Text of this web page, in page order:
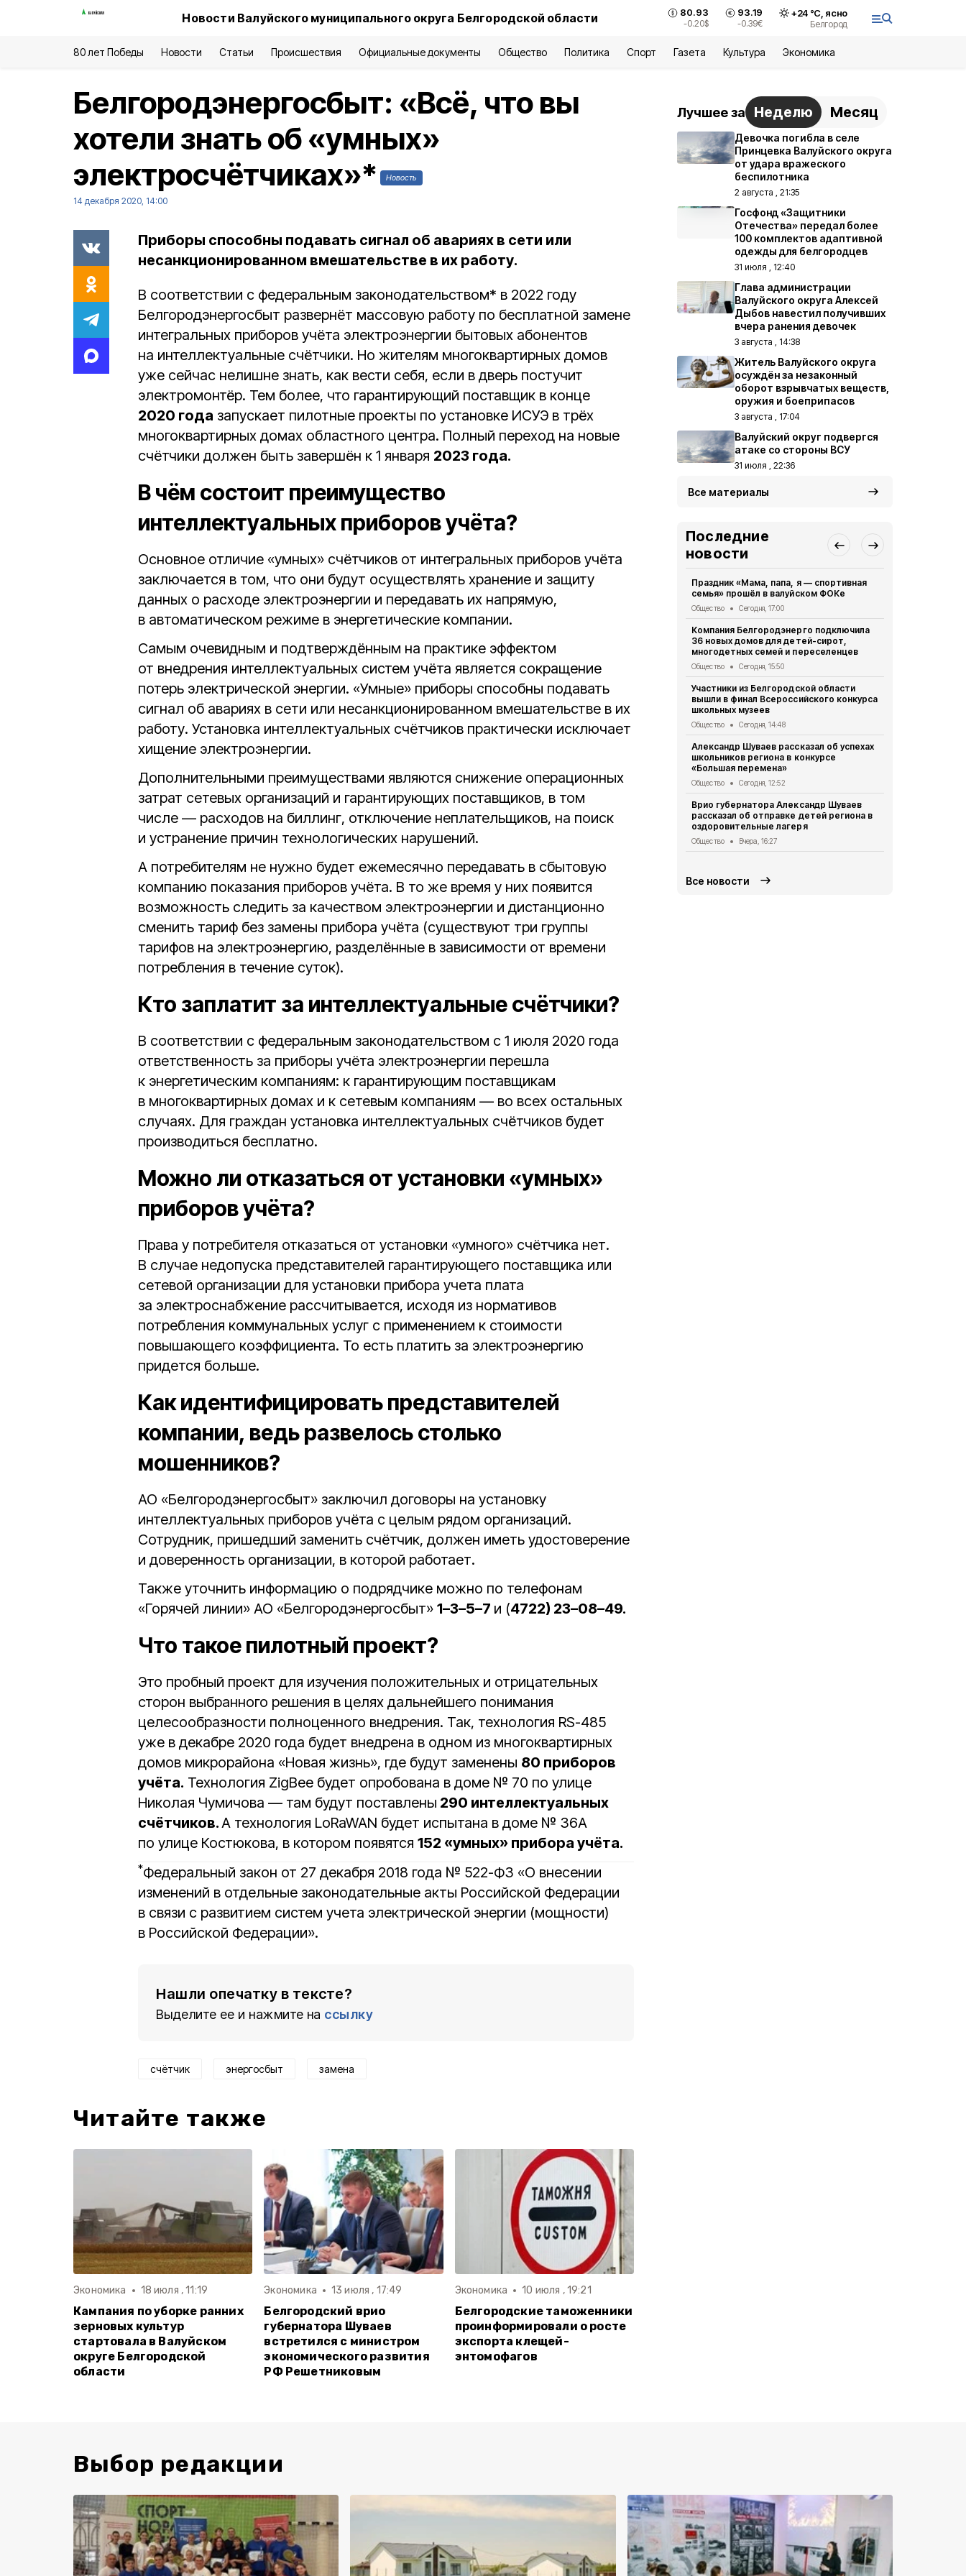
Новости Валуйского муниципального округа Белгородской области 80.93
-0.20$
93.19
-0.39€
+24°С, ясно
Белгород
80 лет Победы Новости Статьи Происшествия Официальные документы Общество Политика Спорт Газета Культура Экономика
Белгородэнергосбыт: «Всё, что вы
хотели знать об «умных»
электросчётчиках»*
Новость
14 декабря 2020, 14:00
Приборы способны подавать сигнал об авариях в сети или
несанкционированном вмешательстве в их работу.
В соответствии с федеральным законодательством* в 2022 году
Белгородэнергосбыт развернёт массовую работу по бесплатной замене
интегральных приборов учёта электроэнергии бытовых абонентов
на интеллектуальные счётчики. Но жителям многоквартирных домов
уже сейчас нелишне знать, как вести себя, если в дверь постучит
электромонтёр. Тем более, что гарантирующий поставщик в конце
2020 года запускает пилотные проекты по установке ИСУЭ в трёх
многоквартирных домах областного центра. Полный переход на новые
счётчики должен быть завершён к 1 января 2023 года.
В чём состоит преимущество
интеллектуальных приборов учёта?
Основное отличие «умных» счётчиков от интегральных приборов учёта
заключается в том, что они будут осуществлять хранение и защиту
данных о расходе электроэнергии и передавать их напрямую,
в автоматическом режиме в энергетические компании.
Самым очевидным и подтверждённым на практике эффектом
от внедрения интеллектуальных систем учёта является сокращение
потерь электрической энергии. «Умные» приборы способны подавать
сигнал об авариях в сети или несанкционированном вмешательстве в их
работу. Установка интеллектуальных счётчиков практически исключает
хищение электроэнергии.
Дополнительными преимуществами являются снижение операционных
затрат сетевых организаций и гарантирующих поставщиков, в том
числе — расходов на биллинг, отключение неплательщиков, на поиск
и устранение причин технологических нарушений.
А потребителям не нужно будет ежемесячно передавать в сбытовую
компанию показания приборов учёта. В то же время у них появится
возможность следить за качеством электроэнергии и дистанционно
сменить тариф без замены прибора учёта (существуют три группы
тарифов на электроэнергию, разделённые в зависимости от времени
потребления в течение суток).
Кто заплатит за интеллектуальные счётчики?
В соответствии с федеральным законодательством с 1 июля 2020 года
ответственность за приборы учёта электроэнергии перешла
к энергетическим компаниям: к гарантирующим поставщикам
в многоквартирных домах и к сетевым компаниям — во всех остальных
случаях. Для граждан установка интеллектуальных счётчиков будет
производиться бесплатно.
Можно ли отказаться от установки «умных»
приборов учёта?
Права у потребителя отказаться от установки «умного» счётчика нет.
В случае недопуска представителей гарантирующего поставщика или
сетевой организации для установки прибора учета плата
за электроснабжение рассчитывается, исходя из нормативов
потребления коммунальных услуг с применением к стоимости
повышающего коэффициента. То есть платить за электроэнергию
придется больше.
Как идентифицировать представителей
компании, ведь развелось столько
мошенников?
АО «Белгородэнергосбыт» заключил договоры на установку
интеллектуальных приборов учёта с целым рядом организаций.
Сотрудник, пришедший заменить счётчик, должен иметь удостоверение
и доверенность организации, в которой работает.
Также уточнить информацию о подрядчике можно по телефонам
«Горячей линии» АО «Белгородэнергосбыт» 1–3–5–7 и (4722) 23–08–49.
Что такое пилотный проект?
Это пробный проект для изучения положительных и отрицательных
сторон выбранного решения в целях дальнейшего понимания
целесообразности полноценного внедрения. Так, технология RS-485
уже в декабре 2020 года будет внедрена в одном из многоквартирных
домов микрорайона «Новая жизнь», где будут заменены 80 приборов
учёта. Технология ZigBee будет опробована в доме № 70 по улице
Николая Чумичова — там будут поставлены 290 интеллектуальных
счётчиков.А технология LoRaWAN будет испытана в доме № 36А
по улице Костюкова, в котором появятся 152 «умных» прибора учёта.
*Федеральный закон от 27 декабря 2018 года № 522-ФЗ «О внесении
изменений в отдельные законодательные акты Российской Федерации
в связи с развитием систем учета электрической энергии (мощности)
в Российской Федерации».
Нашли опечатку в тексте?
Выделите ее и нажмите на ссылку
счётчик энергосбыт замена
Читайте также
Экономика 18 июля , 11:19
Кампания по уборке ранних
зерновых культур
стартовала в Валуйском
округе Белгородской
области
Экономика 13 июля , 17:49
Белгородский врио
губернатора Шуваев
встретился с министром
экономического развития
РФ Решетниковым
Экономика 10 июля , 19:21
Белгородские таможенники
проинформировали о росте
экспорта клещей-
энтомофагов
Лучшее за Неделю Месяц
Девочка погибла в селе
Принцевка Валуйского округа
от удара вражеского
беспилотника
2 августа , 21:35
Госфонд «Защитники
Отечества» передал более
100 комплектов адаптивной
одежды для белгородцев
31 июля , 12:40
Глава администрации
Валуйского округа Алексей
Дыбов навестил получивших
вчера ранения девочек
3 августа , 14:38
Житель Валуйского округа
осуждён за незаконный
оборот взрывчатых веществ,
оружия и боеприпасов
3 августа , 17:04
Валуйский округ подвергся
атаке со стороны ВСУ
31 июля , 22:36
Все материалы
Последние
новости
Праздник «Мама, папа, я — спортивная
семья» прошёл в валуйском ФОКе
Общество Сегодня, 17:00
Компания Белгородэнерго подключила
36 новых домов для детей-сирот,
многодетных семей и переселенцев
Общество Сегодня, 15:50
Участники из Белгородской области
вышли в финал Всероссийского конкурса
школьных музеев
Общество Сегодня, 14:48
Александр Шуваев рассказал об успехах
школьников региона в конкурсе
«Большая перемена»
Общество Сегодня, 12:52
Врио губернатора Александр Шуваев
рассказал об отправке детей региона в
оздоровительные лагеря
Общество Вчера, 16:27
Все новости
Выбор редакции